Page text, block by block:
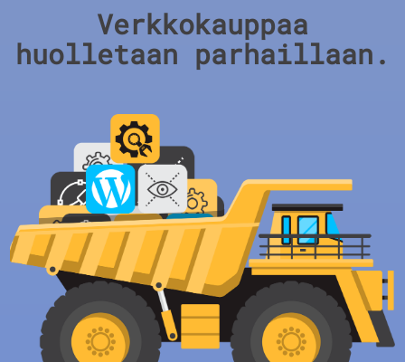
Verkkokauppaa
huolletaan parhaillaan.